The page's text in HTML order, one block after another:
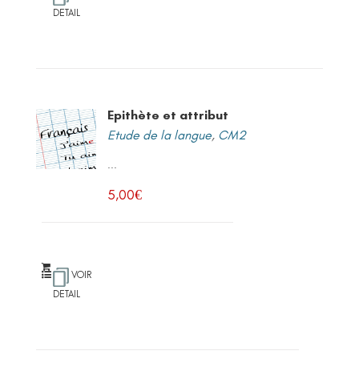
DETAIL
Epithète et attribut
Etude de la langue, CM2
...
5,00€
VOIR
DETAIL